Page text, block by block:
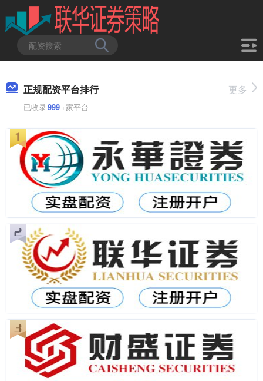
正规配资平台排行
已收录999+家平台
更多